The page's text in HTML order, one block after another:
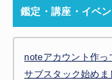
鑑定・講座・イベ
noteアカウント作っ
サブスタック始めま